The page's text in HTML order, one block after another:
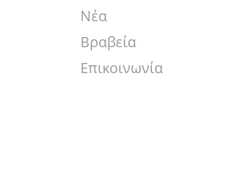
Νέα
Βραβεία
Επικοινωνία